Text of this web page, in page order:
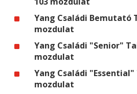
^
Yang Családi Bemutató
mozdulat
^
Yang Családi "Senior"
mozdulat
^
Yang Családi "Essential"
mozdulat